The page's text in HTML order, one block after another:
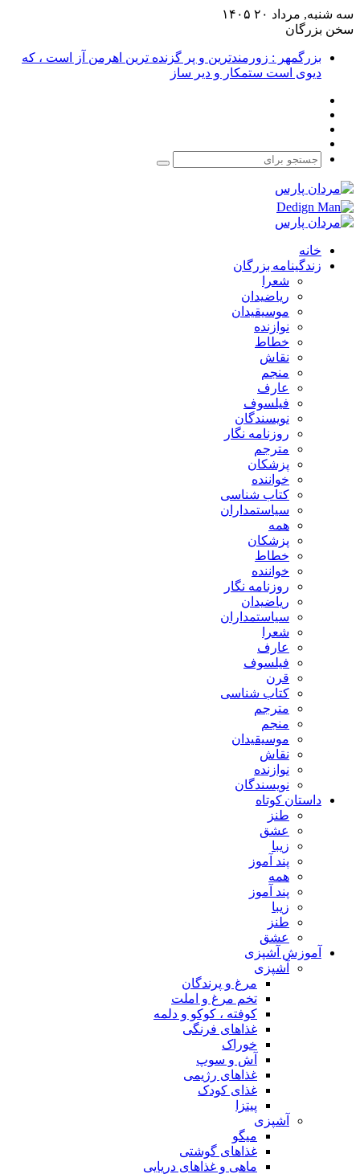
سه شنبه, مرداد ۲۰ ۱۴۰۵
سخن بزرگان
بزرگمهر : زورمندترین و پر گزنده ترین اهرمن آز است ، که
دیوی است ستمکار و دیر ساز
جستجو
خانه
زندگینامه بزرگان
شعرا
ریاضیدان
موسیقیدان
نوازنده
خطاط
نقاش
منجم
عارف
فیلسوف
نویسندگان
روزنامه نگار
مترجم
پزشکان
خواننده
کتاب شناسی
سیاستمداران
همه
پزشکان
خطاط
خواننده
روزنامه نگار
ریاضیدان
سیاستمداران
شعرا
عارف
فیلسوف
قرن
کتاب شناسی
مترجم
منجم
موسیقیدان
نقاش
نوازنده
نویسندگان
داستان کوتاه
طنز
عشق
زیبا
پند آموز
همه
پند آموز
زیبا
طنز
عشق
آموزش آشپزی
آشپزی
مرغ و پرندگان
تخم مرغ و املت
کوفته ، کوکو و دلمه
غذاهای فرنگی
خوراک
آش و سوپ
غذاهای رژیمی
غذای کودک
پیتزا
آشپزی
میگو
غذاهای گوشتی
ماهی و غذاهای دریایی